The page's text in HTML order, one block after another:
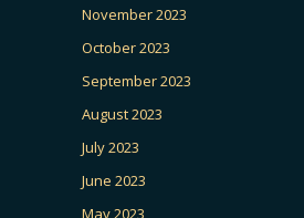
November 2023
October 2023
September 2023
August 2023
July 2023
June 2023
May 2023